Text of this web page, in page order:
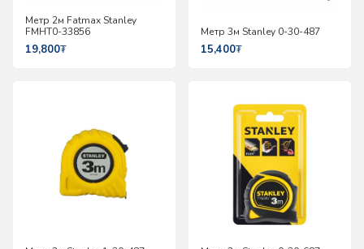
Метр 2м Fatmax Stanley
FMHT0-33856
19,800₮
Метр 3м Stanley 0-30-487
15,400₮